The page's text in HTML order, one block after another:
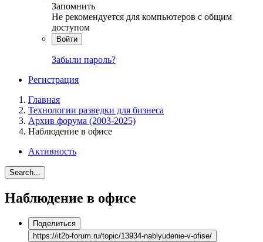
Запомнить
Не рекомендуется для компьютеров с общим
доступом
Войти
Забыли пароль?
Регистрация
Главная
Технологии разведки для бизнеса
Архив форума (2003-2025)
Наблюдение в офисе
Активность
Search...
Наблюдение в офисе
Поделиться
https://it2b-forum.ru/topic/13934-nablyudenie-v-ofise/